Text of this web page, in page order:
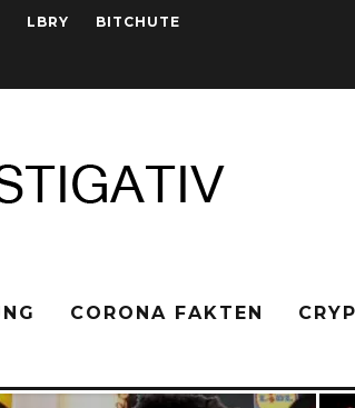
LBRY BITCHUTE
CORONA FAKTEN